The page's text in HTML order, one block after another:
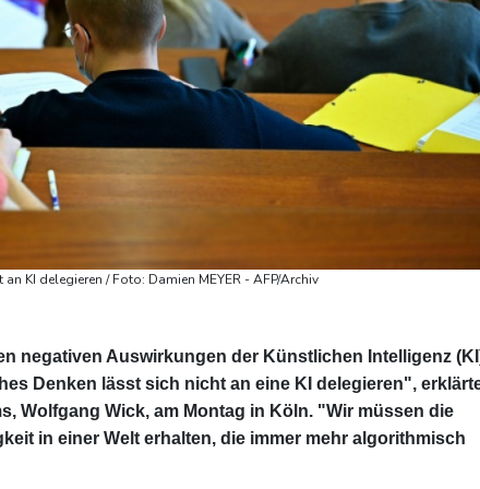
KI delegieren / Foto: Damien MEYER - AFP/Archiv
negativen Auswirkungen der Künstlichen Intelligenz
Denken lässt sich nicht an eine KI delegieren",
Wolfgang Wick, am Montag in Köln. "Wir müssen die
in einer Welt erhalten, die immer mehr algorithmisch